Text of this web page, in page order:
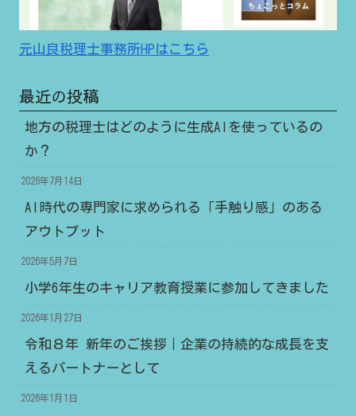
元山良税理士事務所HPはこちら
最近の投稿
地方の税理士はどのように生成AIを使っているの
か？
2026年7月14日
AI時代の専門家に求められる「手触り感」のある
アウトプット
2026年5月7日
小学6年生のキャリア教育授業に参加してきました
2026年1月27日
令和８年 新年のご挨拶｜企業の持続的な成長を支
えるパートナーとして
2026年1月1日